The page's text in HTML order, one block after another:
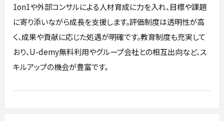
1on1や外部コンサルによる人材育成に力を入れ、目標や課題
に寄り添いながら成長を支援します。評価制度は透明性が高
く、成果や貢献に応じた処遇が明確です。教育制度も充実して
おり、U-demy無料利用やグループ会社との相互出向など、ス
キルアップの機会が豊富です。